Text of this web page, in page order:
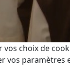
vos choix de
vos paramètres